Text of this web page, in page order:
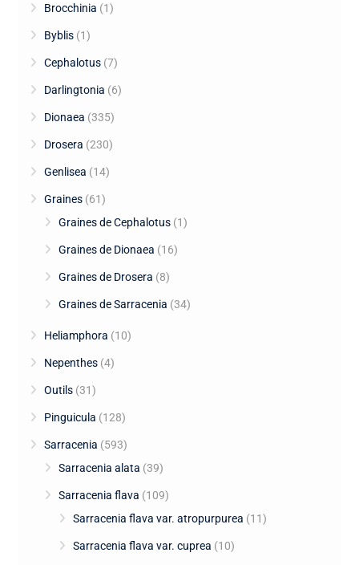
Brocchinia (1)
Byblis (1)
Cephalotus (7)
Darlingtonia (6)
Dionaea (335)
Drosera (230)
Genlisea (14)
Graines (61)
Graines de Cephalotus (1)
Graines de Dionaea (16)
Graines de Drosera (8)
Graines de Sarracenia (34)
Heliamphora (10)
Nepenthes (4)
Outils (31)
Pinguicula (128)
Sarracenia (593)
Sarracenia alata (39)
Sarracenia flava (109)
Sarracenia flava var. atropurpurea (11)
Sarracenia flava var. cuprea (10)